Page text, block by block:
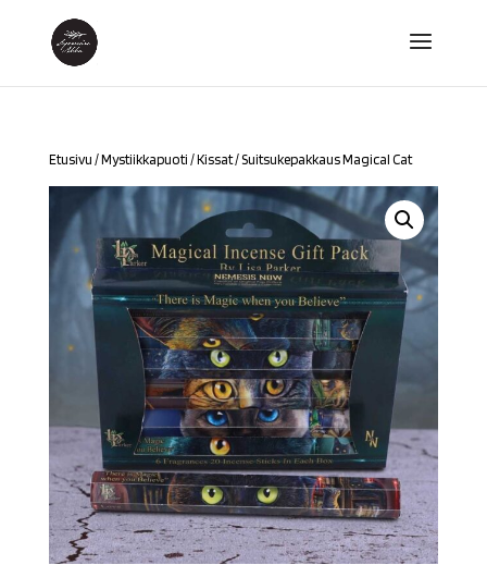
Etusivu /Mystiikkapuoti /Kissat/ Suitsukepakkaus Magical Cat